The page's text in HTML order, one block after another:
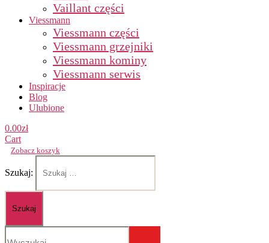
Vaillant części
Viessmann
Viessmann części
Viessmann grzejniki
Viessmann kominy
Viessmann serwis
Inspiracje
Blog
Ulubione
0.00zł
Cart
Zobacz koszyk
Szukaj: